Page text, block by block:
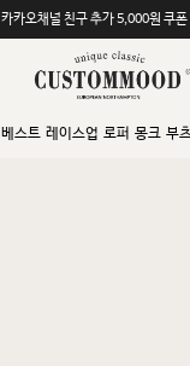
카카오채널 친구 추가 5,000원 쿠폰
베스트 레이스업 로퍼 몽크 부